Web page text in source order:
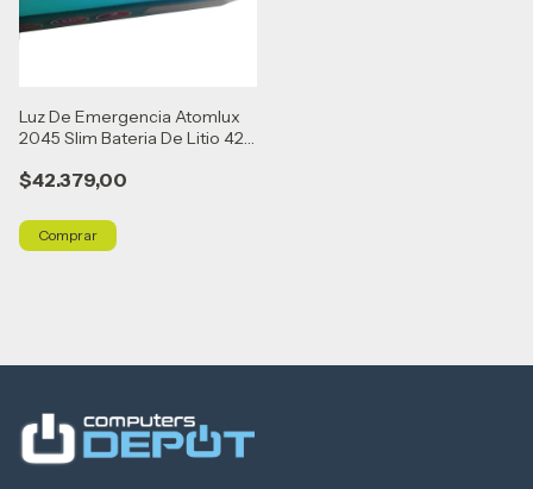
Luz De Emergencia Atomlux
2045 Slim Bateria De Litio 42
$42.379,00